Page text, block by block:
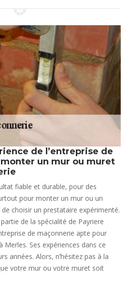
de l’entreprise de
un mur ou muret
fiable et durable, pour des
pour monter un mur ou un
choisir un prestataire expérimenté.
de la spécialité de Payriere
de maçonnerie apte pour
Ses expériences dans ce
années. Alors, n’hésitez pas à la
votre mur ou votre muret soit